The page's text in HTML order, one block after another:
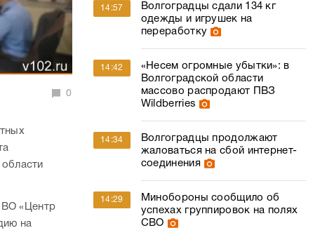
0
ВО «Центр
на
14:57
Волгоградцы сдали 134 кг
одежды и игрушек на
переработку
14:42
«Несем огромные убытки»: в
Волгоградской области
массово распродают ПВЗ
Wildberries
14:34
Волгоградцы продолжают
жаловаться на сбой интернет-
соединения
14:29
Минобороны сообщило об
успехах группировок на полях
СВО